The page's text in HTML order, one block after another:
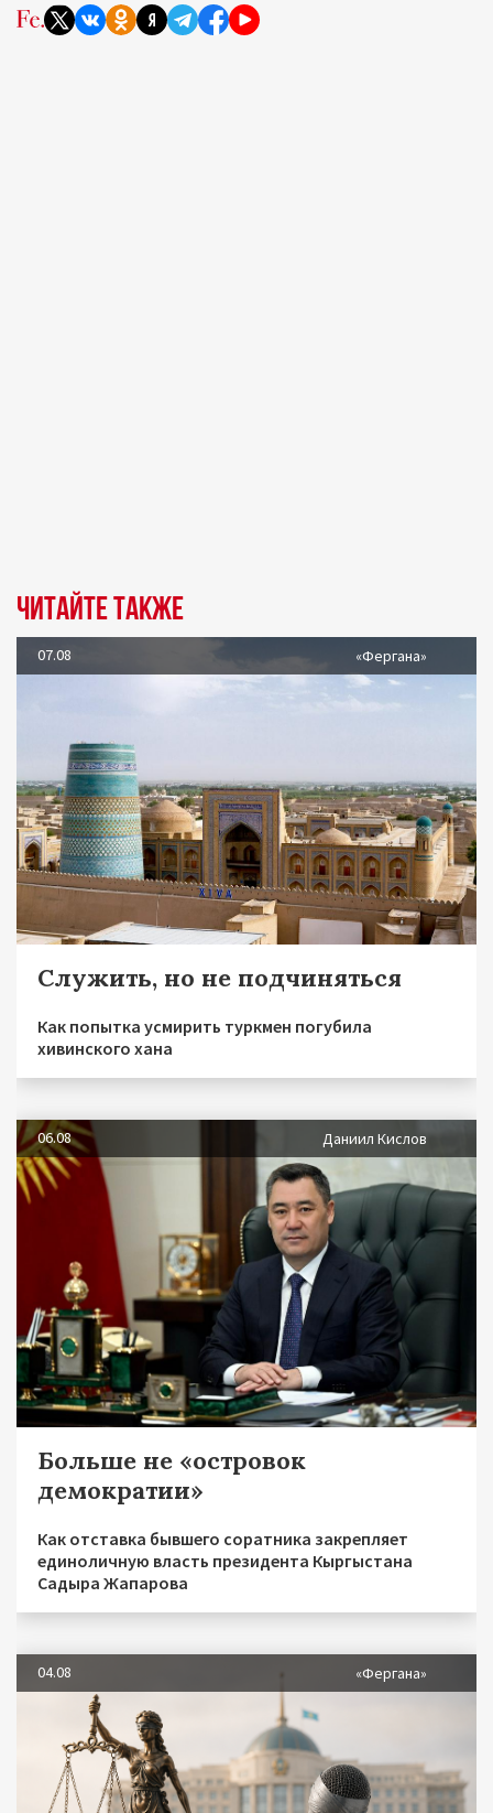
Читайте также
07.08 «Фергана»
Служить, но не подчиняться
Как попытка усмирить туркмен погубила
хивинского хана
06.08 Даниил Кислов
Больше не «островок
демократии»
Как отставка бывшего соратника закрепляет
единоличную власть президента Кыргыстана
Садыра Жапарова
04.08 «Фергана»